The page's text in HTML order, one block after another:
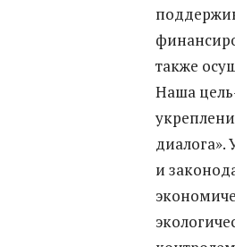
также
Наша
диалога».
и